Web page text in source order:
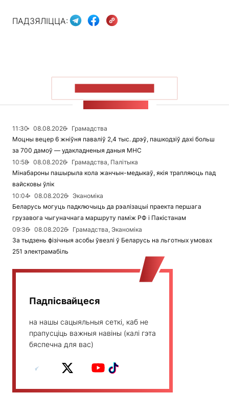
ПАДЗЯЛІЦЦА:
11:30 08.08.2026
Грамадства
Моцны вецер 6 жніўня паваліў 2,4 тыс. дрэў, пашкодзіў дахі больш
за 700 дамоў — удакладненыя даныя МНС
10:58
08.08.2026
Грамадства, Палітыка
Мінабароны пашырыла кола жанчын-медыкаў, якія трапляюць пад
вайсковы ўлік
10:04
08.08.2026
Эканоміка
Беларусь могуць падключыць да рэалізацыі праекта першага
грузавога чыгуначнага маршруту паміж РФ і Пакістанам
09:36
08.08.2026
Грамадства, Эканоміка
За тыдзень фізічныя асобы ўвезлі ў Беларусь на льготных умовах
251 электрамабіль
Падпісвайцеся
на нашы сацыяльныя сеткі, каб не
прапусціць важныя навіны (калі гэта
бяспечна для вас)